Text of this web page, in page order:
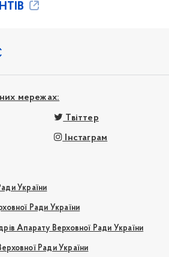
мережах:
Твіттер
Інстаграм
України
Ради України
Апарату Верховної Ради України
Ради України